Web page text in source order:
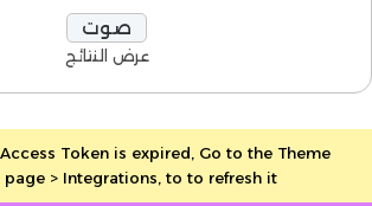
عرض النتائج
Token is expired, Go to the Theme
> Integrations, to to refresh it.